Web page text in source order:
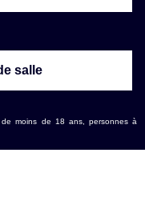
salle
moins de 18 ans, personnes à